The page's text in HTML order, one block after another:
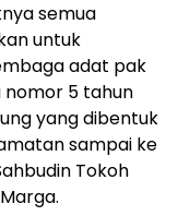
semua
untuk
adat pak
nomor 5 tahun
yang dibentuk
sampai ke
Tokoh